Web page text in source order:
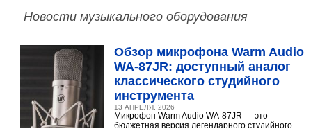
Новости музыкального оборудования
Обзор микрофона Warm Audio
WA‑87JR: доступный аналог
классического студийного
инструмента
13 АПРЕЛЯ, 2026
Микрофон Warm Audio WA‑87JR — это
бюджетная версия легендарного студийного